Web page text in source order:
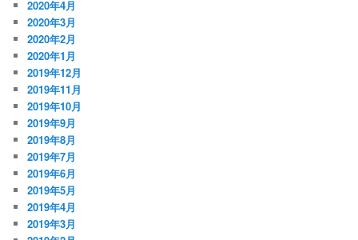
2020年4月
2020年3月
2020年2月
2020年1月
2019年12月
2019年11月
2019年10月
2019年9月
2019年8月
2019年7月
2019年6月
2019年5月
2019年4月
2019年3月